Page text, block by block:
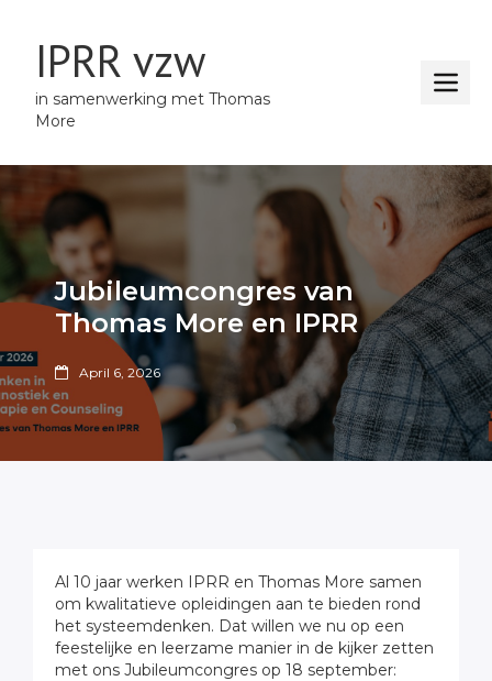
IPRR vzw
in samenwerking met Thomas
More
Jubileumcongres van
Thomas More en IPRR
 April 6, 2026
Al 10 jaar werken IPRR en Thomas More samen
om kwalitatieve opleidingen aan te bieden rond
het systeemdenken. Dat willen we nu op een
feestelijke en leerzame manier in de kijker zetten
met ons Jubileumcongres op 18 september: